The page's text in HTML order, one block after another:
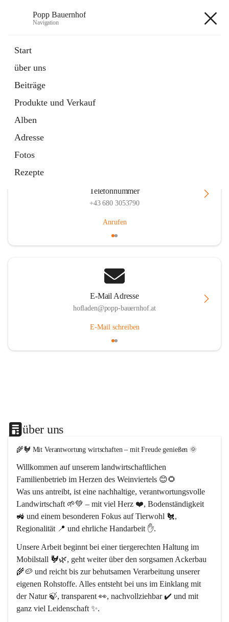
Popp Bauernhof
Navigation
Start
über uns
Beiträge
Produkte und Verkauf
Alben
Adresse
Fotos
Rezepte
Telefonnummer
+43 680 3053790
Anrufen
E-Mail Adresse
hofladen@popp-bauernhof.at
E-Mail schreiben
über uns
🌾🐓 Mit Verantwortung wirtschaften – mit Freude genießen 🌞
Willkommen auf unserem landwirtschaftlichen
Familienbetrieb im Herzen des Weinviertels 😊🌻
Was uns antreibt, ist eine nachhaltige, verantwortungsvolle
Landwirtschaft 🌱💚 – mit viel Herz ❤️, Bodenständigkeit
🚜 und einem besonderen Fokus auf Tierwohl 🐔,
Regionalität 📍 und ehrliche Handarbeit ✋.
Unsere Arbeit beginnt bei einer tiergerechten Haltung im
Mobilstall 🐓🌿, geht weiter über den sorgsamen Ackerbau
🌾🥔 und reicht bis zur behutsamen Verarbeitung unserer
eigenen Rohstoffe. Alles entsteht bei uns im Einklang mit
der Natur 🍃, transparent 👀, nachvollziehbar ✔️ und mit
ganz viel Leidenschaft ✨.